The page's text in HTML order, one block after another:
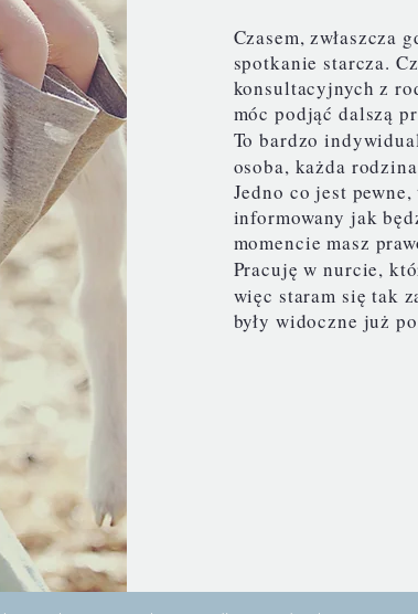
Czasem, zwłaszcza
spotkanie starcza.
konsultacyjnych z
móc podjąć dalszą
To bardzo
osoba, każda
Jedno co jest
informowany jak
momencie masz
Pracuję w nurcie,
więc staram się tak
były widoczne już